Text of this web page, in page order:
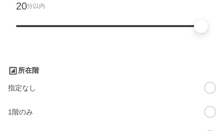
20分以内
所在階
指定なし
1階のみ